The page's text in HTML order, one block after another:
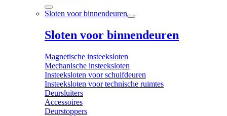
Sloten voor binnendeuren
Sloten voor binnendeuren
Magnetische insteeksloten
Mechanische insteeksloten
Insteeksloten voor schuifdeuren
Insteeksloten voor technische ruimtes
Deursluiters
Accessoires
Deurstoppers